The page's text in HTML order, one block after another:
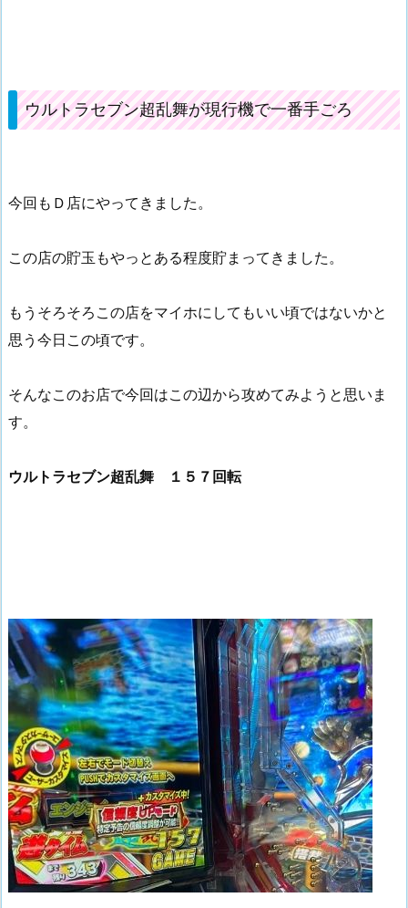
ウルトラセブン超乱舞が現行機で一番手ごろ
今回もＤ店にやってきました。
この店の貯玉もやっとある程度貯まってきました。
もうそろそろこの店をマイホにしてもいい頃ではないかと
思う今日この頃です。
そんなこのお店で今回はこの辺から攻めてみようと思いま
す。
ウルトラセブン超乱舞 １５７回転